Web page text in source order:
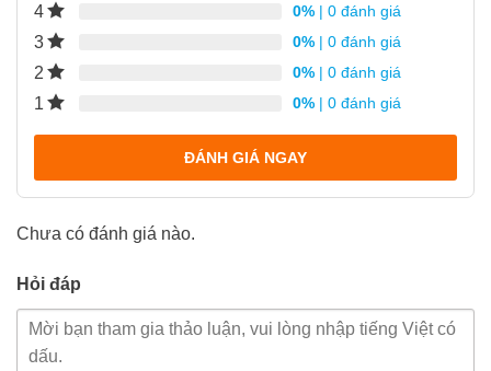
4 0% | 0 đánh giá
3 0% | 0 đánh giá
2 0% | 0 đánh giá
1 0% | 0 đánh giá
ĐÁNH GIÁ NGAY
Chưa có đánh giá nào.
Hỏi đáp